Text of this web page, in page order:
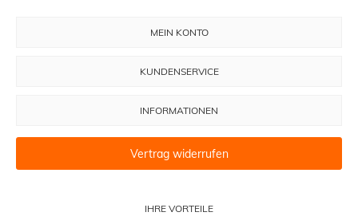
IHRE VORTEILE
MEIN KONTO
KUNDENSERVICE
INFORMATIONEN
Vertrag widerrufen